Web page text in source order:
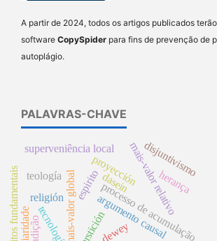
A partir de 2024, todos os artigos publicados
software CopySpider para fins de prevenção de
autoplágio.
PALAVRAS-CHAVE
argumento causal
proyección
processo de acumulação
mais-valor global mais-valor relativo
superveniência local disjuntivismo
religión
tecnología dewey
teología
direitos fundamentais espiritodasein herança
tradição